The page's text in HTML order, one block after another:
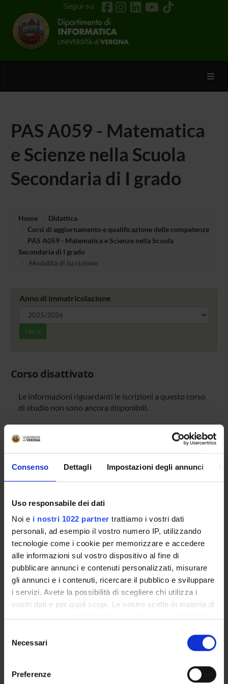
Consenso Dettagli Impostazioni degli annunci
Uso responsabile dei dati
Noi e i nostri 1022 partner trattiamo i vostri dati
personali, ad esempio il vostro numero IP, utilizzando
tecnologie come i cookie per memorizzare e accedere
alle informazioni sul vostro dispositivo al fine di
pubblicare annunci e contenuti personalizzati, misurare
gli annunci e i contenuti, ricercare il pubblico e sviluppare
i servizi. Avete la possibilità di scegliere chi utilizza i
vostri dati e per quali scopi. Le vostre scelte in materia di
modificare o revocare il proprio consenso in qualsiasi
momento dalla Dichiarazione sui cookie o facendo clic
delNecessari
Preferenze
Segui su
PAS A059 - Matematica
e Scienze nella Scuola
Secondaria di I grado
Home
Didattica
Corsi di aggiornamento e qualificazione delle competenze
PAS A059 - Matematica e Scienze nella Scuola
Secondaria di I grado
Modalità di iscrizione
Anno di immatricolazione
Cerca
Corso disattivato
Le informazioni riguardanti le iscrizioni a questo corso
di studio non sono ancora disponibili.
Presentazione
Come iscriversi
Insegnamenti
Orario lezioni
Piani didattici
Calendario esami
Bacheca avvisi
Organi collegiali e di governo
Docenti
OFFERTA FORMATIVA
CORSI DI STUDIO
DOTTORATI, MASTER E FORMAZIONE SUPERIORE